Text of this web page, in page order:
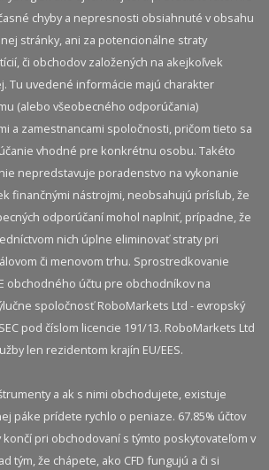
chyby a nepresnosti obsiahnuté v obsahu
stránky, ani za potencionálne straty
či obchodov založených na akejkoľvek
Tu uvedené informácie majú charakter
(alebo všeobecného odporúčania)
a zamestnancami spoločnosti, pričom tieto sa
vhodné pre konkrétnu osobu. Takéto
nepredstavuje poradenstvo na vykonanie
finančnými nástrojmi, neobsahujú prísľub, že
odporúčaní mohol naplniť, prípadne, že
nich úplne eliminovať straty pri
či menovom trhu. Sprostredkovanie
obchodného účtu pre obchodníkov na
spoločnosť RoboMarkets Ltd - evropský
pod číslom licencie 191/13. RoboMarkets Ltd
len rezidentom krajín EU/EES.
a ak s nimi obchodujete, existuje
páke prídete rychlo o peniaze. 67.85% účtov
pri obchodovaní s týmto poskytovateľom v
tým, že chápete, ako CFD fungujú a či si